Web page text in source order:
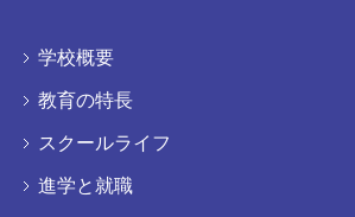
学校概要
教育の特長
スクールライフ
進学と就職